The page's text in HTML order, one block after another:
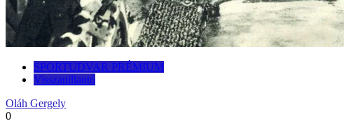
SPORTUDVAR PRÉMIUM
Visszapillantó
Oláh Gergely
0